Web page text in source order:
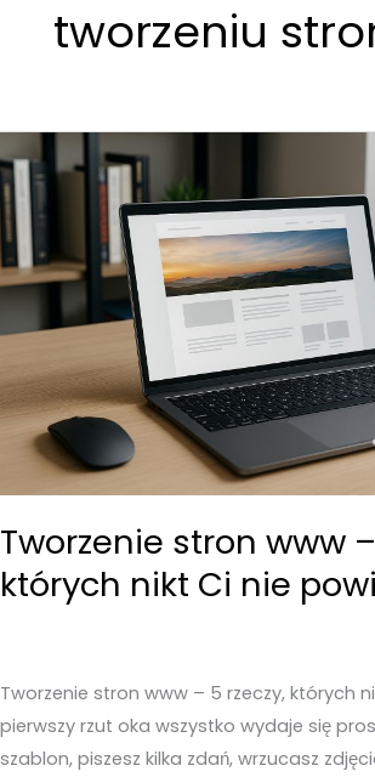
tworzeniu
Tworzenie stron www
których nikt Ci nie
Tworzenie stron www – 5 rzeczy, których
pierwszy rzut oka wszystko wydaje się
szablon, piszesz kilka zdań, wrzucasz